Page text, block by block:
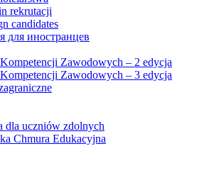
rekrutacji
candidates
для иностранцев
Zawodowych – 2 edycja
Zawodowych – 3 edycja
dla uczniów zdolnych
Chmura Edukacyjna